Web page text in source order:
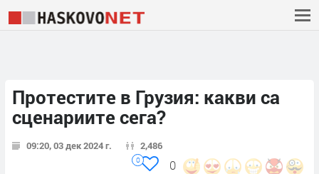
Протестите в Грузия: какви са
сценариите сега?
09:20, 03 дек 2024 г. 2,486
0
0